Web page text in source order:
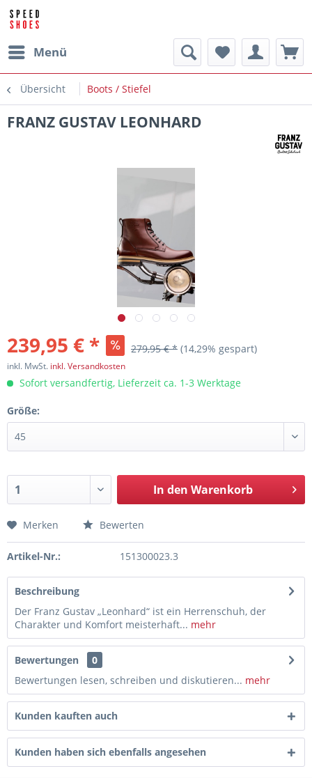
Menü
Übersicht Boots / Stiefel
FRANZ GUSTAV LEONHARD
239,95 € * 279,95 € * (14,29% gespart)
inkl. MwSt. inkl. Versandkosten
Sofort versandfertig, Lieferzeit ca. 1-3 Werktage
Größe:
In den Warenkorb
Merken Bewerten
Artikel-Nr.: 151300023.3
Beschreibung
Der Franz Gustav „Leonhard“ ist ein Herrenschuh, der
Charakter und Komfort meisterhaft... mehr
Bewertungen
0
Bewertungen lesen, schreiben und diskutieren... mehr
Kunden kauften auch
Kunden haben sich ebenfalls angesehen